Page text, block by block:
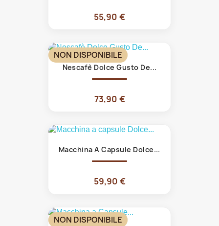
55,90 €
Nescafè Dolce Gusto De...
73,90 €
NON DISPONIBILE
Macchina A Capsule Dolce...
59,90 €
NON DISPONIBILE